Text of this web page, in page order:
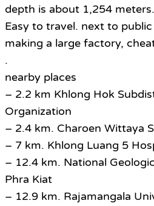
depth is about 1,254 meters.
Easy to travel. next to
making a large factory,
.
nearby places
– 2.2 km Khlong Hok
Organization
– 2.4 km. Charoen Wittaya
– 7 km. Khlong Luang 5
– 12.4 km. National
Phra Kiat
– 12.9 km. Rajamangala